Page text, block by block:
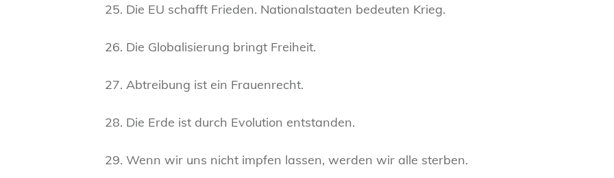
25. Die EU schafft Frieden. Nationalstaaten bedeuten Krieg.
26. Die Globalisierung bringt Freiheit.
27. Abtreibung ist ein Frauenrecht.
28. Die Erde ist durch Evolution entstanden.
29. Wenn wir uns nicht impfen lassen, werden wir alle sterben.